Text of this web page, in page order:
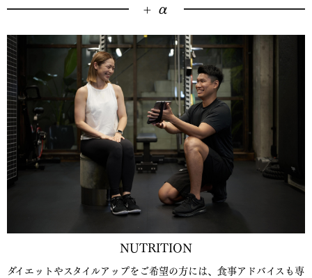
+ α
NUTRITION
ダイエットやスタイルアップをご希望の方には、食事アドバイスも専